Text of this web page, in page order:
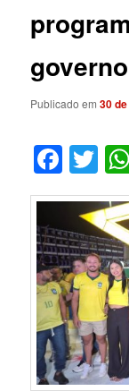
Publicado em30